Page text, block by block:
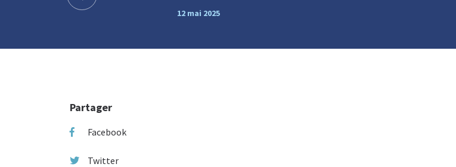
12 mai 2025
Partager
Facebook
Twitter